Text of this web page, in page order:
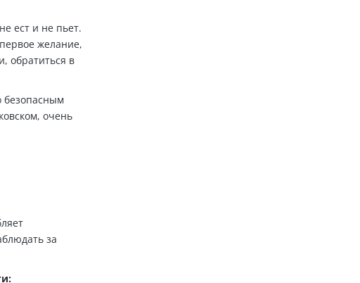
ест и не пьет.
желание,
обратиться в
безопасным
очень
за